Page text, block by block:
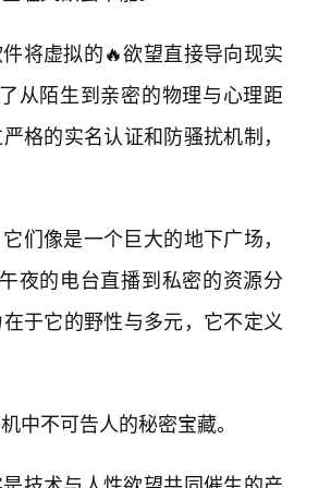
将虚拟的🔥欲望直接导向现实
从陌生到亲密的物理与心理距
格的实名认证和防骚扰机制，
们像是一个巨大的地下广场，
夜的电台直播到私密的资源分
于它的野性与多元，它不定义
中不可告人的秘密宝藏。